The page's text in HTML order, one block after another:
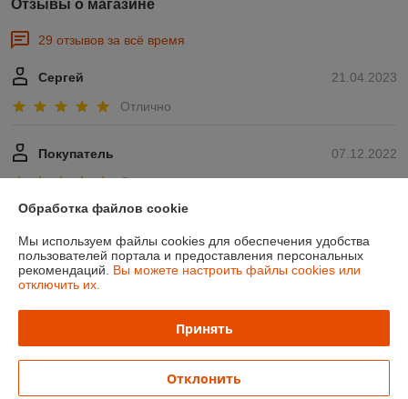
Отзывы о магазине
29 отзывов за всё время
21.04.2023
Сергей
Отлично
07.12.2022
Покупатель
Отлично
Показать все отзывы
О нас
Доставка и оплата
Обработка файлов cookie
Мы используем файлы cookies для обеспечения удобства
пользователей портала и предоставления персональных
рекомендаций. Вы можете настроить файлы cookies или
отключить их.
Принять
Отклонить